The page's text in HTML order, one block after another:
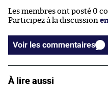
Les membres ont posté 0
Participez à la discussion
Voir les commentaires
À lire aussi